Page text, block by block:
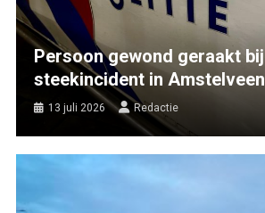
Persoon gewond geraakt bij
steekincident in Amstelveen
13 juli 2026 Redactie